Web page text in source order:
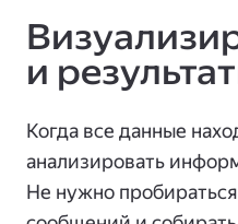
и
Когда все данные
анализировать
Не нужно